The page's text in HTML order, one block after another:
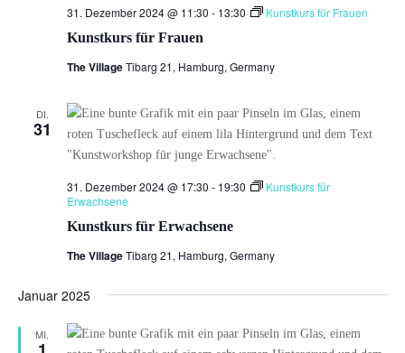
Kunstkurs für Frauen
31. Dezember 2024 @ 11:30 - 13:30 Kunstkurs für Frauen
The VillageTibarg 21, Hamburg, Germany
DI.
31
Kunstkurs für Erwachsene
31. Dezember 2024 @ 17:30 - 19:30
Kunstkurs für
Erwachsene
The VillageTibarg 21, Hamburg, Germany
Januar 2025
MI.